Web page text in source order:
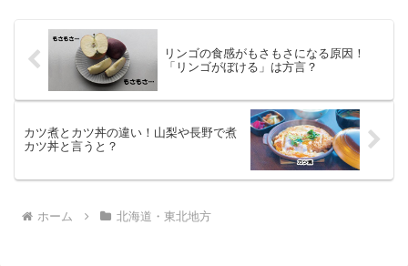
リンゴの食感がもさもさになる原因！
「リンゴがぼける」は方言？
カツ煮とカツ丼の違い！山梨や長野で煮
カツ丼と言うと？
ホーム 北海道・東北地方